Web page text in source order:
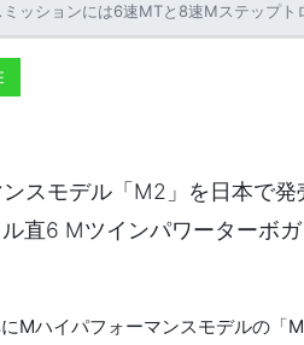
ンには6速MTと8速MステップトロニックAT
スモデル「M2」を日本で発
直6 Mツインパワーターボ
Mハイパフォーマンスモデルの「